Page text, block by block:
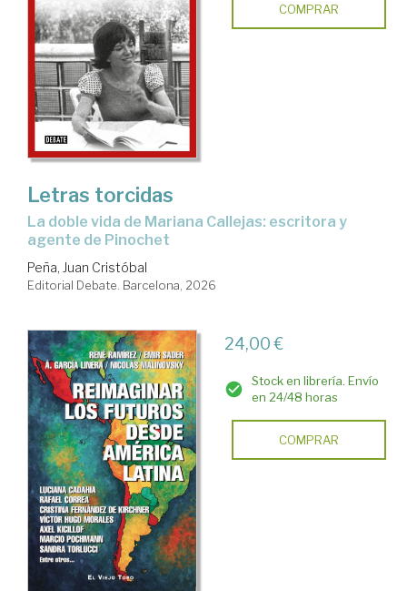
COMPRAR
Letras torcidas
La doble vida de Mariana Callejas: escritora y
agente de Pinochet
Peña, Juan Cristóbal
Editorial Debate. Barcelona, 2026
24,00 €
Stock en librería. Envío
en 24/48 horas
COMPRAR